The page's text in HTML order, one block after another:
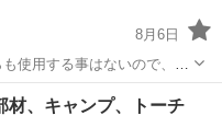
8月6日
使用する事はないので、差
他
材、キャンプ、トーチ